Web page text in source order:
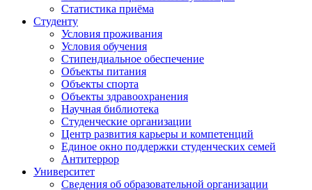
Статистика приёма
Студенту
Условия проживания
Условия обучения
Стипендиальное обеспечение
Объекты питания
Объекты спорта
Объекты здравоохранения
Научная библиотека
Студенческие организации
Центр развития карьеры и компетенций
Единое окно поддержки студенческих семей
Антитеррор
Университет
Сведения об образовательной организации